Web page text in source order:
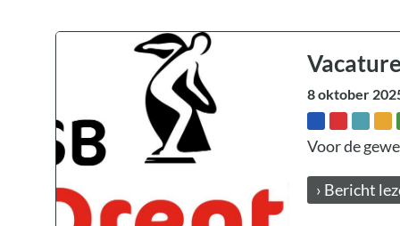
8 oktober
Voor de
› Bericht